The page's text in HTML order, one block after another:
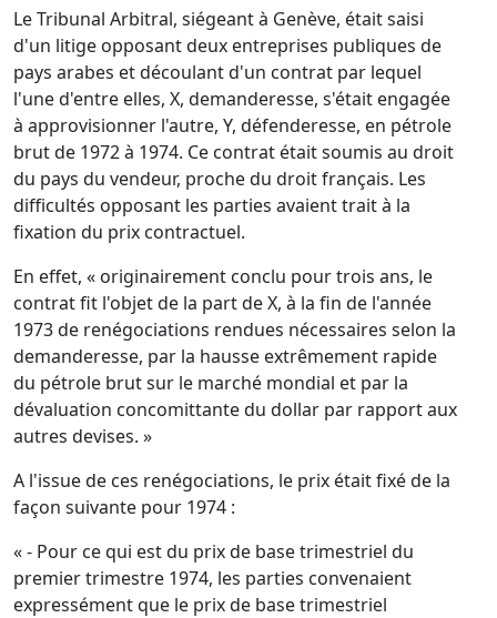
Le Tribunal Arbitral, siégeant à Genève, était saisi
d'un litige opposant deux entreprises publiques de
pays arabes et découlant d'un contrat par lequel
l'une d'entre elles, X, demanderesse, s'était engagée
à approvisionner l'autre, Y, défenderesse, en pétrole
brut de 1972 à 1974. Ce contrat était soumis au droit
du pays du vendeur, proche du droit français. Les
difficultés opposant les parties avaient trait à la
fixation du prix contractuel.
En effet, « originairement conclu pour trois ans, le
contrat fit l'objet de la part de X, à la fin de l'année
1973 de renégociations rendues nécessaires selon la
demanderesse, par la hausse extrêmement rapide
du pétrole brut sur le marché mondial et par la
dévaluation concomittante du dollar par rapport aux
autres devises. »
A l'issue de ces renégociations, le prix était fixé de la
façon suivante pour 1974 :
« - Pour ce qui est du prix de base trimestriel du
premier trimestre 1974, les parties convenaient
expressément que le prix de base trimestriel